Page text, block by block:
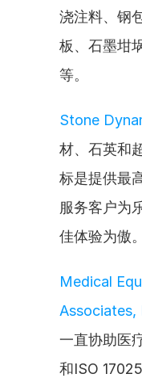
浇注料、钢
板、石墨坩
等。
Stone
材、石英和
标是提供最
服务客户为
佳体验为傲。
Medical
Associates,
一直协助医
和ISO